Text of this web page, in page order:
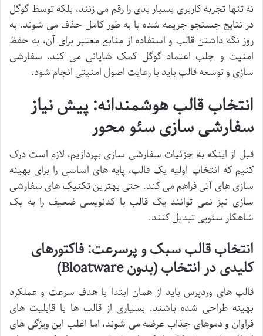
نه تنها تجربه کاربری بسیار بدی را رقم می زنند، بلکه توسط گوگل
در نتایج جستجو جریمه شده یا به طور کامل حذف می شوند. به
روز نگه داشتن قالب و استفاده از منابع معتبر برای آن، به حفظ
امنیت و جلب اعتماد گوگل کمک شایانی می کند. سفارشی
سازی و توسعه قالب باید با رعایت اصول امنیتی انجام شود.
انتخاب قالب هوشمندانه: پیش نیاز
سفارشی سازی سئو محور
قبل از اینکه به جزئیات سفارشی سازی بپردازیم، لازم است درک
کنیم که انتخاب اولیه یک قالب، پایه های اساسی را برای بهینه
سازی های آتی فراهم می کند. حتی بهترین تکنیک های سفارشی
سازی نیز نمی توانند یک قالب با کدنویسی ضعیف را به یک
شاهکار سئویی تبدیل کنند.
انتخاب قالب سبک و پرسرعت: فاکتورهای
کلیدی در انتخاب (بدون Bloatware)
قالب های وردپرس باید از همان ابتدا با هدف سرعت و عملکرد
بهینه طراحی شده باشند. بسیاری از قالب ها با قابلیت های
فراوان و دموهای جذاب عرضه می شوند، اما اغلب این ویژگی های